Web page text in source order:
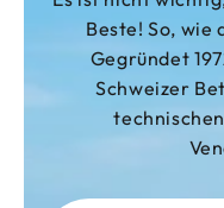
Beste! So, wie
Gegründet
Schweizer